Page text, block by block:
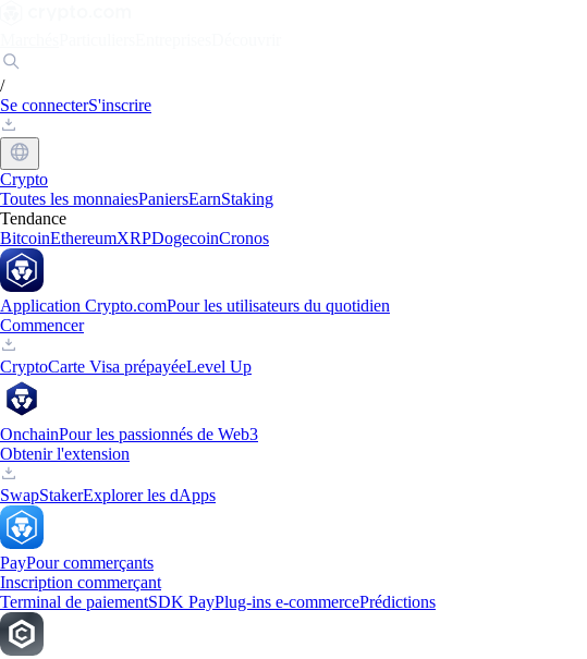
/
Se connecterS'inscrire
Crypto
Toutes les monnaiesPaniersEarnStaking
Tendance
BitcoinEthereumXRPDogecoinCronos
Application Crypto.comPour les utilisateurs du quotidien
Commencer
CryptoCarte Visa prépayéeLevel Up
OnchainPour les passionnés de Web3
Obtenir l'extension
SwapStakerExplorer les dApps
PayPour commerçants
Inscription commerçant
Terminal de paiementSDK PayPlug-ins e-commercePrédictions